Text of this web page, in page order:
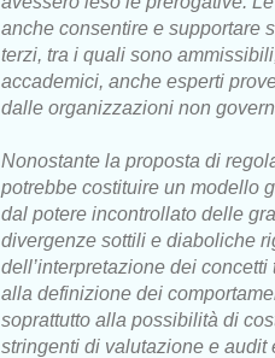
anche consentire e supportare
terzi, tra i quali sono
accademici, anche esperti
dalle organizzazioni non
Nonostante la proposta di
potrebbe costituire un modello
dal potere incontrollato delle
divergenze sottili e diaboliche
dell’interpretazione dei
alla definizione dei
soprattutto alla possibilità di
stringenti di valutazione e audit